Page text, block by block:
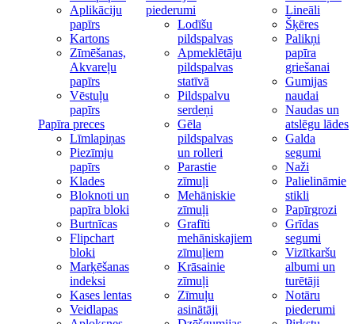
Aplikāciju
papīrs
Kartons
Zīmēšanas,
Akvareļu
papīrs
Vēstuļu
papīrs
Papīra preces
Līmlapiņas
Piezīmju
papīrs
Klades
Bloknoti un
papīra bloki
Burtnīcas
Flipchart
bloki
Marķēšanas
indeksi
Kases lentas
Veidlapas
piederumi
Lodīšu
pildspalvas
Apmeklētāju
pildspalvas
statīvā
Pildspalvu
serdeņi
Gēla
pildspalvas
un rolleri
Parastie
zīmuļi
Mehāniskie
zīmuļi
Grafīti
mehāniskajiem
zīmuļiem
Krāsainie
zīmuļi
Zīmuļu
asinātāji
Lineāli
Šķēres
Palikņi
papīra
griešanai
Gumijas
naudai
Naudas un
atslēgu lādes
Galda
segumi
Naži
Palielināmie
stikli
Papīrgrozi
Grīdas
segumi
Vizītkaršu
albumi un
turētāji
Notāru
piederumi